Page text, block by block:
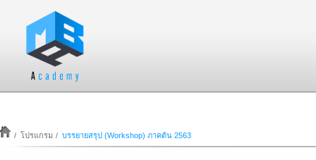
/ โปรแกรม / บรรยายสรุป (Workshop) ภาคต้น 2563